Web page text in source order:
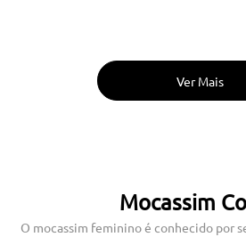
Mocassim
O mocassim feminino é conhecido por